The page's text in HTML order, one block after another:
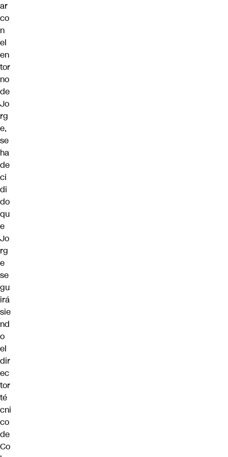
ar
co
n
el
en
tor
no
de
Jo
rg
e,
se
ha
de
ci
di
do
qu
e
Jo
rg
e
se
gu
irá
sie
nd
o
el
dir
ec
tor
té
cni
co
de
Co